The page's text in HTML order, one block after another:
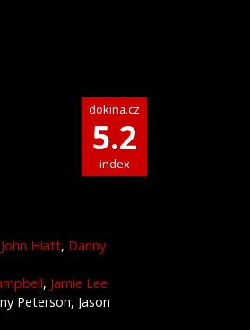
dokina.cz
5.2
index
John Hiatt, Danny
, Jamie Lee
Peterson, Jason